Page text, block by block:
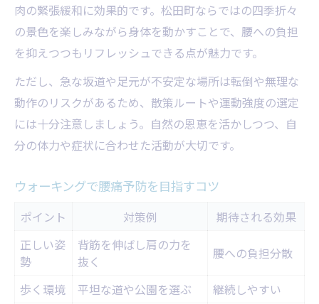
腰痛予防に効く姿勢改善ポイント表
正しい姿勢がもたらす腰痛軽減
姿勢意識で心も整う実践テクニック
腰痛予防に役立つ座り方・立ち方
姿勢改善で得られる心身の安定効果
肉の緊張緩和に効果的です。松田町ならではの四季折々
の景色を楽しみながら身体を動かすことで、腰への負担
を抑えつつもリフレッシュできる点が魅力です。
ただし、急な坂道や足元が不安定な場所は転倒や無理な
動作のリスクがあるため、散策ルートや運動強度の選定
には十分注意しましょう。自然の恩恵を活かしつつ、自
分の体力や症状に合わせた活動が大切です。
ウォーキングで腰痛予防を目指すコツ
ポイント 対策例
期待される効果
正しい姿
勢
背筋を伸ばし肩の力を
抜く
腰への負担分散
歩く環境 平坦な道や公園を選ぶ 継続しやすい